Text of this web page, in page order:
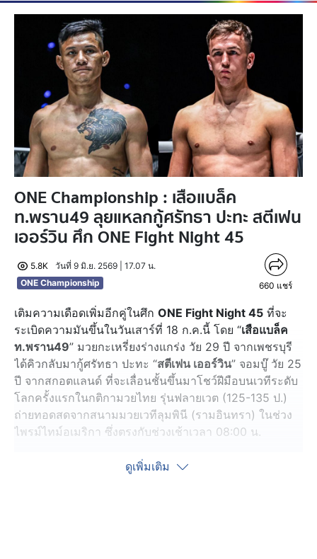
ONE Championship : เสือแบล็ค
ท.พราน49 ลุยแหลกกู้ศรัทธา ปะทะ สตีเฟน
เออร์วิน ศึก ONE Fight Night 45
5.8K
วันที่ 9 มิ.ย. 2569 | 17.07 น.
ONE Championship
660 แชร์
เติมความเดือดเพิ่มอีกคู่ในศึก ONE Fight Night 45 ที่จะ
ระเบิดความมันขึ้นในวันเสาร์ที่ 18 ก.ค.นี้ โดย “เสือแบล็ค
ท.พราน49” มวยกะเหรี่ยงร่างแกร่ง วัย 29 ปี จากเพชรบุรี
ได้คิวกลับมากู้ศรัทธา ปะทะ “สตีเฟน เออร์วิน” จอมบู๊ วัย 25
ปี จากสกอตแลนด์ ที่จะเลื่อนชั้นขึ้นมาโชว์ฝีมือบนเวทีระดับ
โลกครั้งแรกในกติกามวยไทย รุ่นฟลายเวต (125-135 ป.)
ถ่ายทอดสดจากสนามมวยเวทีลุมพินี (รามอินทรา) ในช่วง
ไพรม์ไทม์อเมริกา ซึ่งตรงกับช่วงเช้าเวลา 08:00 น.
” ที่สะดุดพ่ายมา 2 ไฟต์ติด พร้อมสู้แบบไม่มีอะไร
ดูเพิ่มเติม